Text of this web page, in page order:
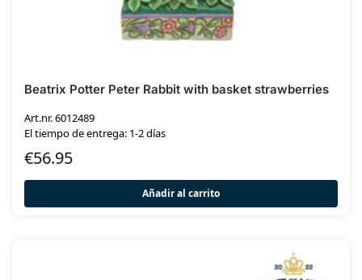
Beatrix Potter Peter Rabbit with basket strawberries
Art.nr. 6012489
El tiempo de entrega: 1-2 días
€56.95
Añadir al carrito